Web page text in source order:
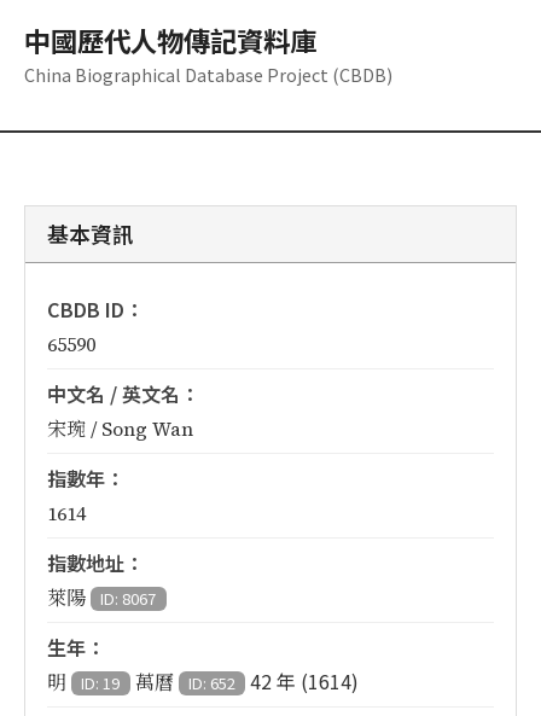
中國歷代人物傳記資料庫
China Biographical Database Project (CBDB)
基本資訊
CBDB ID：
65590
中文名 / 英文名：
宋琬 / Song Wan
指數年：
1614
指數地址：
萊陽 ID: 8067
生年：
明 ID: 19 萬曆 ID: 652
42 年 (1614)